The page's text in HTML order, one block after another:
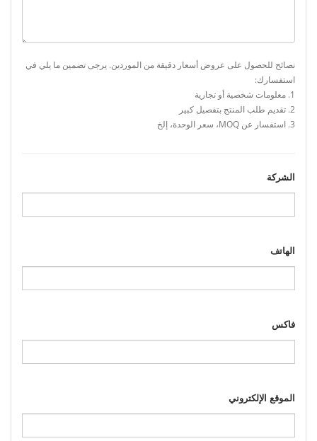
نصائح للحصول على عروض أسعار دقيقة من الموردين. يرجى تضمين ما يلي في
استفسارك:
1. معلومات شخصية أو تجارية
2. تقديم طلب المنتج بتفصيل كبير
3. استفسار عن MOQ، سعر الوحدة، إلخ
الشركة
الهاتف
فاكس
الموقع الإلكتروني